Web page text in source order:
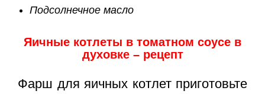
Подсолнечное масло
Яичные котлеты в томатном соусе в
духовке – рецепт
Фарш для яичных котлет приготовьте